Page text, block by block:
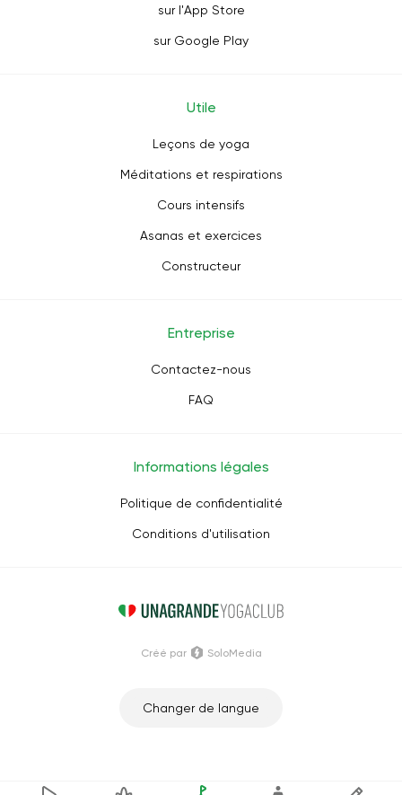
sur l'App Store
sur Google Play
Utile
Leçons de yoga
Méditations et respirations
Cours intensifs
Asanas et exercices
Constructeur
Entreprise
Contactez-nous
FAQ
Informations légales
Politique de confidentialité
Conditions d'utilisation
Changer de langue
Créé par SoloMedia